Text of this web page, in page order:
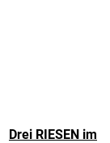
Drei RIESEN im